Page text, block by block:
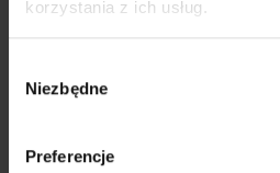
korzystania z ich usług.
zgody
Niezbędne
Preferencje